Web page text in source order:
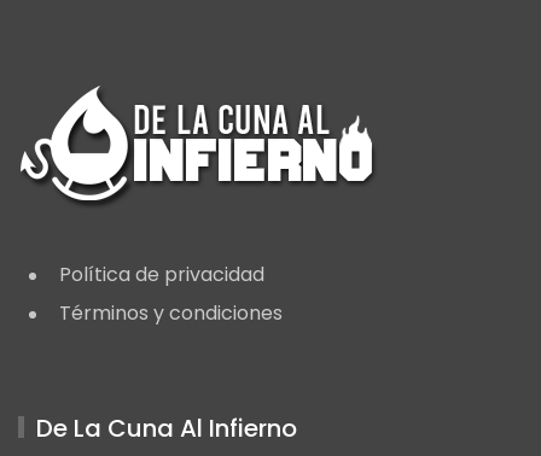
Política de privacidad
Términos y condiciones
De La Cuna Al Infierno